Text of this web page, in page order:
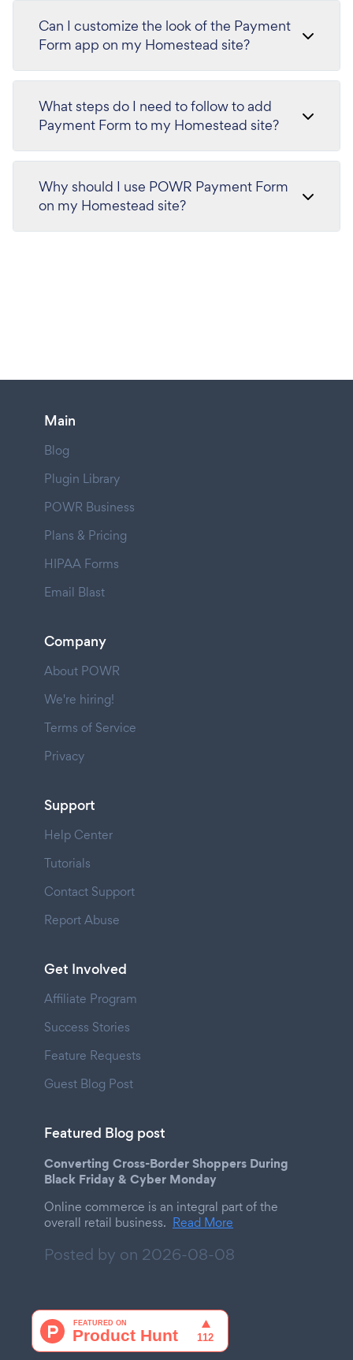
Can I customize the look of the Payment
Form app on my Homestead site?
What steps do I need to follow to add
Payment Form to my Homestead site?
Why should I use POWR Payment Form
on my Homestead site?
Main
Blog
Plugin Library
POWR Business
Plans & Pricing
HIPAA Forms
Email Blast
Company
About POWR
We're hiring!
Terms of Service
Privacy
Support
Help Center
Tutorials
Contact Support
Report Abuse
Get Involved
Affiliate Program
Success Stories
Feature Requests
Guest Blog Post
Featured Blog post
Converting Cross-Border Shoppers During
Black Friday & Cyber Monday
Online commerce is an integral part of the
overall retail business. Read More
Posted by on 2026-08-08